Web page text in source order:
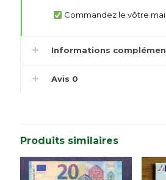
Commandez le vôtre
Informations
Avis 0
Produits similaires